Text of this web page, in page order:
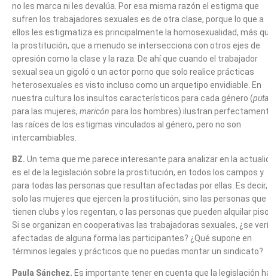
no les marca ni les devalúa. Por esa misma razón el estigma que
sufren los trabajadores sexuales es de otra clase, porque lo que a
ellos les estigmatiza es principalmente la homosexualidad, más
la prostitución, que a menudo se intersecciona con otros ejes de
opresión como la clase y la raza. De ahí que cuando el trabajador
sexual sea un gigoló o un actor porno que solo realice prácticas
heterosexuales es visto incluso como un arquetipo envidiable. En
nuestra cultura los insultos característicos para cada género (puta
para las mujeres, maricón para los hombres) ilustran
las raíces de los estigmas vinculados al género, pero no son
intercambiables.
BZ. Un tema que me parece interesante para analizar en la
es el de la legislación sobre la prostitución, en todos los campos y
para todas las personas que resultan afectadas por ellas. Es
solo las mujeres que ejercen la prostitución, sino las personas que
tienen clubs y los regentan, o las personas que pueden alquilar
Si se organizan en cooperativas las trabajadoras sexuales, ¿se
afectadas de alguna forma las participantes? ¿Qué supone en
términos legales y prácticos que no puedas montar un sindicato?
Paula Sánchez. Es importante tener en cuenta que la legislación